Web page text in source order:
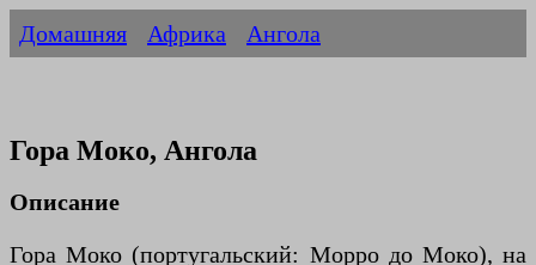
Домашняя Африка Ангола
Гора Моко, Ангола
Описание
Гора Моко (португальский: Морро до Моко), на